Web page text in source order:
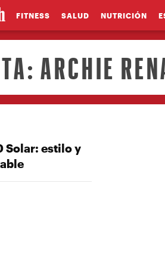
FITNESS SALUD NUTRICIÓN
ARCHIE
Solar: estilo y